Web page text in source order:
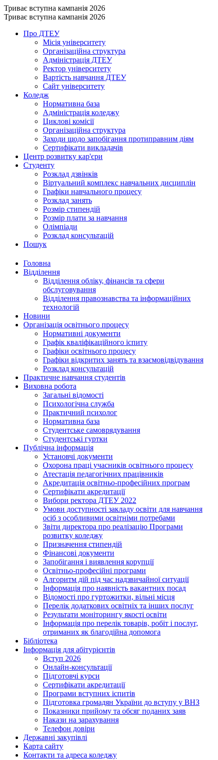
Триває вступна кампанія 2026
Триває вступна кампанія 2026
Про ДТЕУ
Місія університету
Організаційна структура
Адміністрація ДТЕУ
Ректор університету
Вартість навчання ДТЕУ
Сайт університету
Коледж
Нормативна база
Адміністрація коледжу
Циклові комісії
Організаційна структура
Заходи щодо запобігання протиправним діям
Сертифікати викладачів
Центр розвитку кар'єри
Студенту
Розклад дзвінків
Віртуальний комплекс навчальних дисциплін
Графіки навчального процесу
Розклад занять
Розмір стипендій
Розмір плати за навчання
Олімпіади
Розклад консультацій
Пошук
Головна
Відділення
Відділення обліку, фінансів та сфери
обслуговування
Відділення правознавства та інформаційних
технологій
Новини
Організація освітнього процесу
Нормативні документи
Графік кваліфікаційного іспиту
Графіки освітнього процесу
Графіки відкритих занять та взаємовідвідування
Розклад консультацій
Практичне навчання студентів
Виховна робота
Загальні відомості
Психологічна служба
Практичний психолог
Нормативна база
Студентське самоврядування
Студентські гуртки
Публічна інформація
Установчі документи
Охорона праці учасників освітнього процесу
Атестація педагогічних працівників
Акредитація освітньо-професійних програм
Сертифікати акредитації
Вибори ректора ДТЕУ 2022
Умови доступності закладу освіти для навчання
осіб з особливими освітніми потребами
Звіти директора про реалізацію Програми
розвитку коледжу
Призначення стипендій
Фінансові документи
Запобігання і виявлення корупції
Освітньо-професійні програми
Алгоритм дій під час надзвичайної ситуації
Інформація про наявність вакантних посад
Відомості про гуртожитки, вільні місця
Перелік додаткових освітніх та інших послуг
Результати моніторингу якості освіти
Інформація про перелік товарів, робіт і послуг,
отриманих як благодійна допомога
Бібліотека
Інформація для абітурієнтів
Вступ 2026
Онлайн-консультації
Підготовчі курси
Сертифікати акредитації
Програми вступних іспитів
Підготовка громадян України до вступу у ВНЗ
Показники прийому та обсяг поданих заяв
Накази на зарахування
Телефон довіри
Державні закупівлі
Карта сайту
Контакти та адреса коледжу